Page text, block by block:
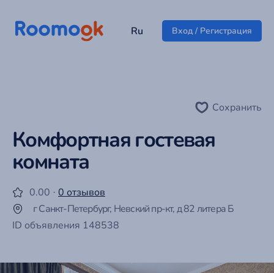
Ru Вход / Регистрация
Комфортная гостевая
комната
0.00 · 0 отзывов
г Санкт-Петербург, Невский пр-кт, д 82 литера Б
ID объявления 148538
Сохранить